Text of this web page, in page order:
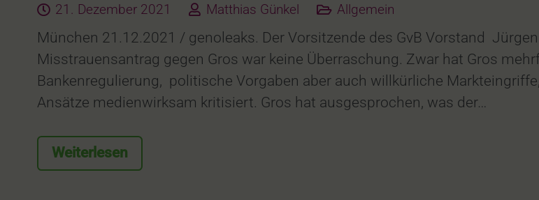
21. Dezember 2021 Matthias Günkel Allgemein
München 21.12.2021 / genoleaks. Der Vorsitzende des GvB Vorstand
Misstrauensantrag gegen Gros war keine Überraschung. Zwar hat Gros
Bankenregulierung, politische Vorgaben aber auch willkürliche
Ansätze medienwirksam kritisiert. Gros hat ausgesprochen, was der…
Weiterlesen